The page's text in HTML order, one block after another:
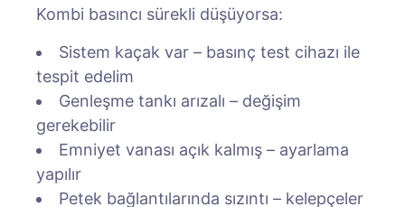
Kombi basıncı sürekli düşüyorsa:
Sistem kaçak var – basınç test cihazı ile
tespit edelim
Genleşme tankı arızalı – değişim
gerekebilir
Emniyet vanası açık kalmış – ayarlama
yapılır
Petek bağlantılarında sızıntı – kelepçeler